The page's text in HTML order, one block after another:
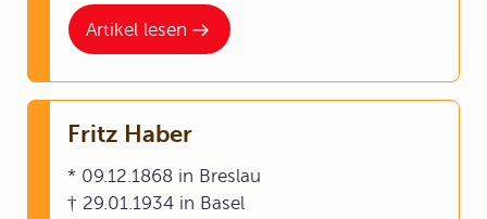
Artikel lesen
Fritz Haber
* 09.12.1868 in Breslau
† 29.01.1934 in Basel